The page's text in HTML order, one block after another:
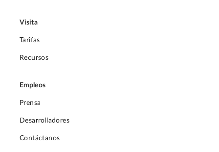
Visita
Tarifas
Recursos
Empleos
Prensa
Desarrolladores
Contáctanos